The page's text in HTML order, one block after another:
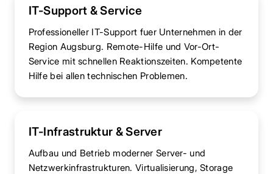
IT-Support & Service
Professioneller IT-Support fuer Unternehmen in der
Region Augsburg. Remote-Hilfe und Vor-Ort-
Service mit schnellen Reaktionszeiten. Kompetente
Hilfe bei allen technischen Problemen.
IT-Infrastruktur & Server
Aufbau und Betrieb moderner Server- und
Netzwerkinfrastrukturen. Virtualisierung, Storage